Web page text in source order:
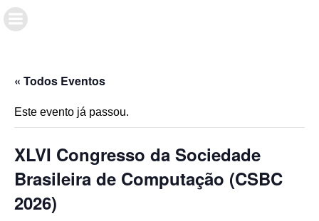
« Todos Eventos
Este evento já passou.
XLVI Congresso da Sociedade
Brasileira de Computação (CSBC
2026)